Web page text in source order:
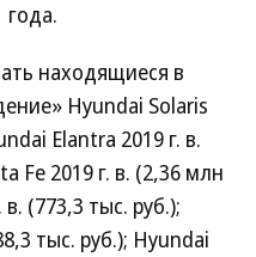
года.
находящиеся в
Hyundai Solaris
Elantra 2019 г. в.
Fe 2019 г. в. (2,36 млн
(773,3 тыс. руб.);
тыс. руб.); Hyundai